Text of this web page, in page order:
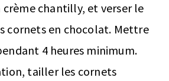
chantilly, et verser le
cornets en chocolat. Mettre
4 heures minimum.
tailler les cornets